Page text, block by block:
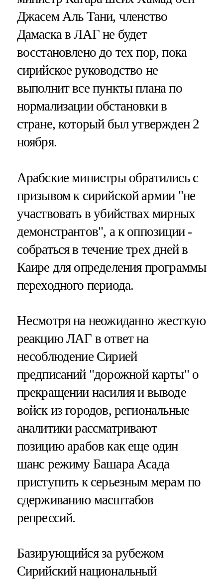
Джасем Аль Тани, членство
Дамаска в ЛАГ не будет
восстановлено до тех пор, пока
сирийское руководство не
выполнит все пункты плана по
нормализации обстановки в
стране, который был утвержден 2
ноября.
Арабские министры обратились с
призывом к сирийской армии "не
участвовать в убийствах мирных
демонстрантов", а к оппозиции -
собраться в течение трех дней в
Каире для определения программы
переходного периода.
Несмотря на неожиданно жесткую
реакцию ЛАГ в ответ на
несоблюдение Сирией
предписаний "дорожной карты" о
прекращении насилия и выводе
войск из городов, региональные
аналитики рассматривают
позицию арабов как еще один
шанс режиму Башара Асада
приступить к серьезным мерам по
сдерживанию масштабов
репрессий.
Базирующийся за рубежом
Сирийский национальный